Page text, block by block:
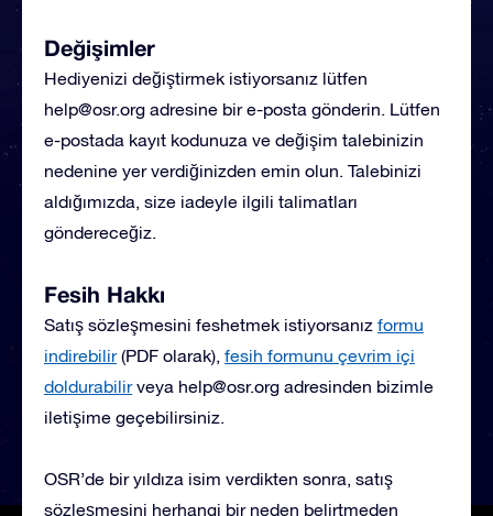
Değişimler
Hediyenizi değiştirmek istiyorsanız lütfen
help@osr.org adresine bir e-posta gönderin. Lütfen
e-postada kayıt kodunuza ve değişim talebinizin
nedenine yer verdiğinizden emin olun. Talebinizi
aldığımızda, size iadeyle ilgili talimatları
göndereceğiz.
Fesih Hakkı
Satış sözleşmesini feshetmek istiyorsanız formu
indirebilir(PDF olarak), fesih formunu çevrim içi
doldurabilirveya help@osr.org adresinden bizimle
iletişime geçebilirsiniz.
OSR’de bir yıldıza isim verdikten sonra, satış
sözleşmesini herhangi bir neden belirtmeden